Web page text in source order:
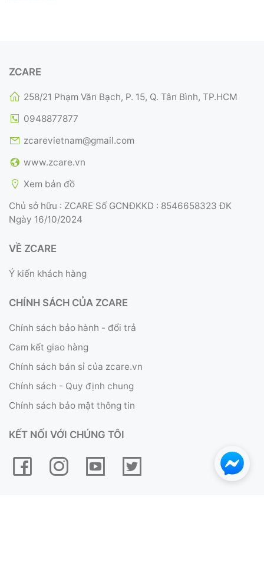
ZCARE
258/21 Phạm Văn Bạch, P. 15, Q. Tân Bình, TP.HCM
0948877877
zcarevietnam@gmail.com
www.zcare.vn
Xem bản đồ
Chủ sở hữu : ZCARE Số GCNĐKKD : 8546658323 ĐK
Ngày 16/10/2024
VỀ ZCARE
Ý kiến khách hàng
CHÍNH SÁCH CỦA ZCARE
Chính sách bảo hành - đổi trả
Cam kết giao hàng
Chính sách bán sỉ của zcare.vn
Chính sách - Quy định chung
Chính sách bảo mật thông tin
KẾT NỐI VỚI CHÚNG TÔI